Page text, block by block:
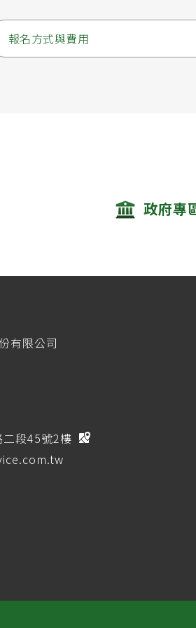
報名方式與費用
政府專
有限公司
段45號2樓